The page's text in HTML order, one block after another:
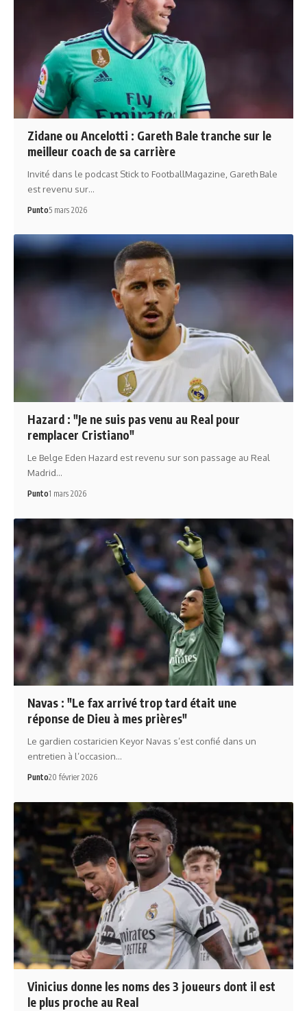
Zidane ou Ancelotti : Gareth Bale tranche sur le
meilleur coach de sa carrière
Invité dans le podcast Stick to FootballMagazine, Gareth Bale
est revenu sur…
Punto5 mars 2026
Hazard : "Je ne suis pas venu au Real pour
remplacer Cristiano"
Le Belge Eden Hazard est revenu sur son passage au Real
Madrid…
Punto1 mars 2026
Navas : "Le fax arrivé trop tard était une
réponse de Dieu à mes prières"
Le gardien costaricien Keyor Navas s’est confié dans un
entretien à l’occasion…
Punto20 février 2026
Vinicius donne les noms des 3 joueurs dont il est
le plus proche au Real